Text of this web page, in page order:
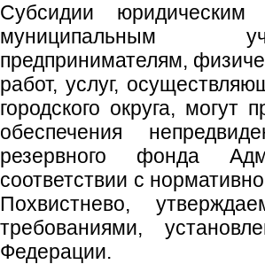
Субсидии
муниципальным
предпринимателям,
работ, услуг,
городского округа, могут
обеспечения
резервного фонда
соответствии с
Похвистнево,
требованиями,
Федерации.